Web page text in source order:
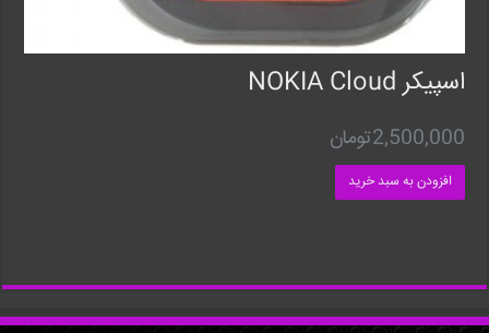
اسپیکر NOKIA Cloud
2,500,000تومان
افزودن به سبد خرید